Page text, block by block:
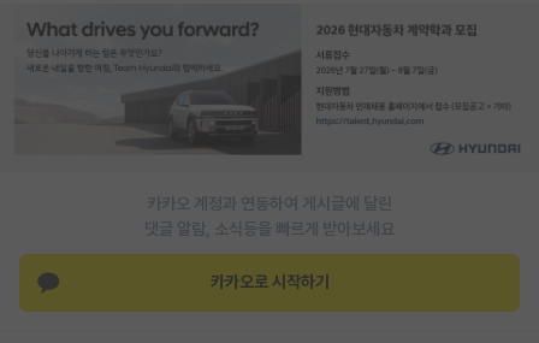
유학교육
반도체 아카데미
카카오 계정과 연동하여 게시글에 달린
댓글 알람, 소식등을 빠르게 받아보세요
카카오로 시작하기